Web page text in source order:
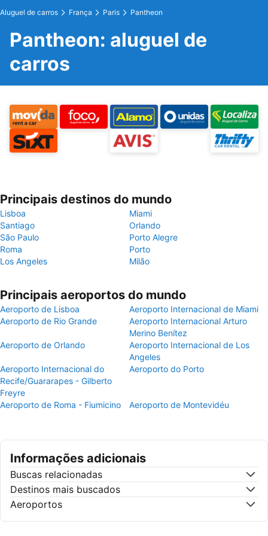
Aluguel de carros França Paris Pantheon
Pantheon: aluguel de
carros
Principais destinos do mundo
Lisboa
Miami
Santiago
Orlando
São Paulo
Porto Alegre
Roma
Porto
Los Angeles
Milão
Principais aeroportos do mundo
Aeroporto de Lisboa
Aeroporto Internacional de Miami
Aeroporto de Rio Grande
Aeroporto Internacional Arturo
Merino Benítez
Aeroporto de Orlando
Aeroporto Internacional de Los
Angeles
Aeroporto Internacional do
Recife/Guararapes - Gilberto
Freyre
Aeroporto do Porto
Aeroporto de Roma - Fiumicino Aeroporto de Montevidéu
Informações adicionais
Buscas relacionadas
Destinos mais buscados
Aeroportos